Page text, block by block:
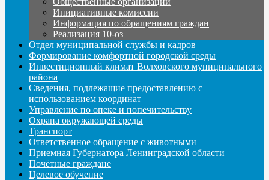
Инициативные комиссии
Информация по обращениям граждан
Реализация 10-оз
Отдел муниципальной службы и кадров
Формирование комфортной городской среды
Инвестиционный климат Волховского муниципального
района
Сведения, подлежащие предоставлению с
использованием координат
Управление по опеке и попечительству
Охрана окружающей среды
Транспорт
Ответственное обращение с животными
Приемная Губернатора Ленинградской области
Почётные граждане
Целевое обучение